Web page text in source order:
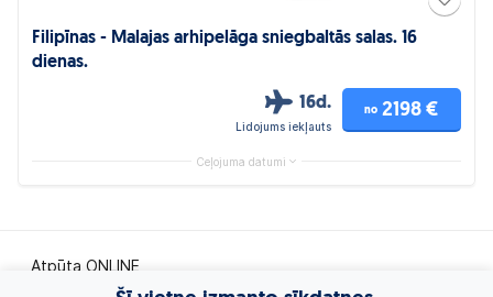
Filipīnas - Malajas arhipelāga sniegbaltās salas. 16
dienas.
16d.
Lidojums iekļauts
no 2198 €
Ceļojuma datumi
Atpūta ONLINE